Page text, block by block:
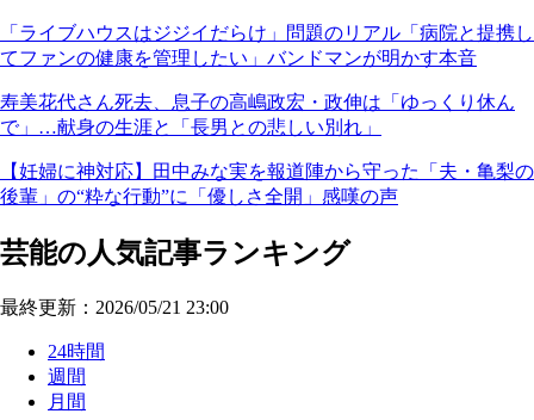
「ライブハウスはジジイだらけ」問題のリアル「病院と提携し
てファンの健康を管理したい」バンドマンが明かす本音
寿美花代さん死去、息子の高嶋政宏・政伸は「ゆっくり休ん
で」…献身の生涯と「長男との悲しい別れ」
【妊婦に神対応】田中みな実を報道陣から守った「夫・亀梨の
後輩」の“粋な行動”に「優しさ全開」感嘆の声
芸能の人気記事ランキング
最終更新：2026/05/21 23:00
24時間
週間
月間